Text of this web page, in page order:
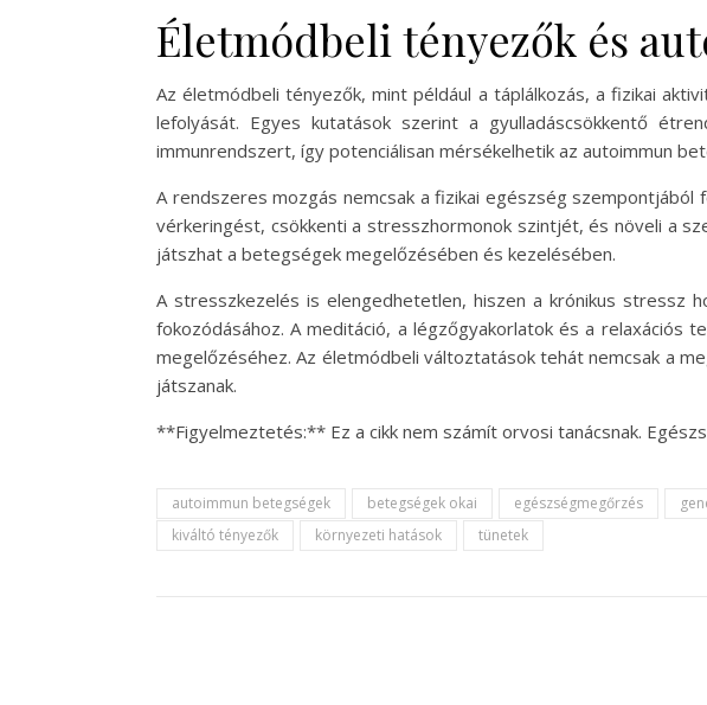
Életmódbeli tényezők és
Az életmódbeli tényezők, mint például a táplálkozás, a fizikai
lefolyását. Egyes kutatások szerint a gyulladáscsökkentő
immunrendszert, így potenciálisan mérsékelhetik az autoimmun
A rendszeres mozgás nemcsak a fizikai egészség
vérkeringést, csökkenti a stresszhormonok szintjét, és növeli a
játszhat a betegségek megelőzésében és kezelésében.
A stresszkezelés is elengedhetetlen, hiszen a krónikus stressz
fokozódásához. A meditáció, a légzőgyakorlatok és a relaxációs
megelőzéséhez. Az életmódbeli változtatások tehát nemcsak a
játszanak.
**Figyelmeztetés:** Ez a cikk nem számít orvosi tanácsnak.
autoimmun betegségek betegségek okai egészségmegőrzés
kiváltó tényezők
környezeti hatások tünetek